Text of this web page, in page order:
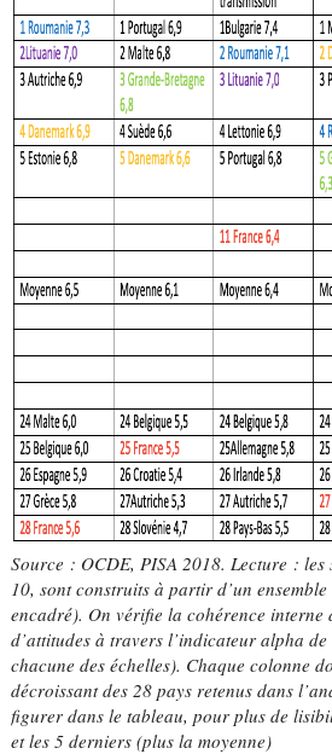
Source : OCDE, PISA 2018. Lecture : les
10, sont construits à partir d’un
encadré). On vérifie la cohérence interne
d’attitudes à travers l’indicateur alpha
chacune des échelles). Chaque colonne
décroissant des 28 pays retenus dans
figurer dans le tableau, pour plus de
et les 5 derniers (plus la moyenne)